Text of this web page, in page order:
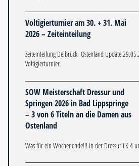
Voltigierturnier am 30. + 31. Mai
2026 – Zeiteinteilung
Zeiteinteilung Delbrück- Ostenland Update
Voltigierturnier
SOW Meisterschaft Dressur und
Springen 2026 in Bad Lippspringe
– 3 von 6 Titeln an die Damen aus
Ostenland
Was für ein Wochenende!!! In der Dressur LK 4